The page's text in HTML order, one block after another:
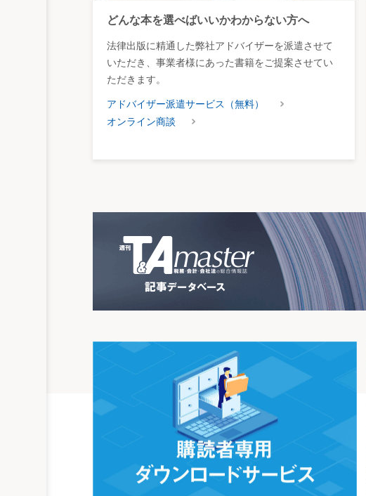
どんな本を選べばいいかわからない方へ
法律出版に精通した弊社アドバイザーを派遣させて
いただき、事業者様にあった書籍をご提案させてい
ただきます。
アドバイザー派遣サービス（無料）
オンライン商談